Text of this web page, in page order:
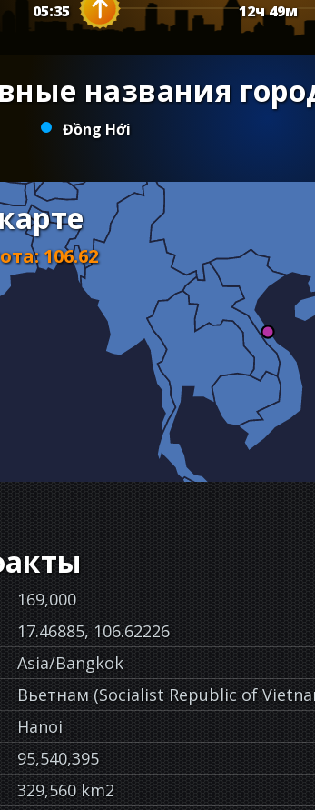
05:35 12ч49м
названия
Đồng Hới
:106.62
169,000
17.46885, 106.62226
Asia/Bangkok
Вьетнам (Socialist Republic of
Hanoi
95,540,395
329,560 km2